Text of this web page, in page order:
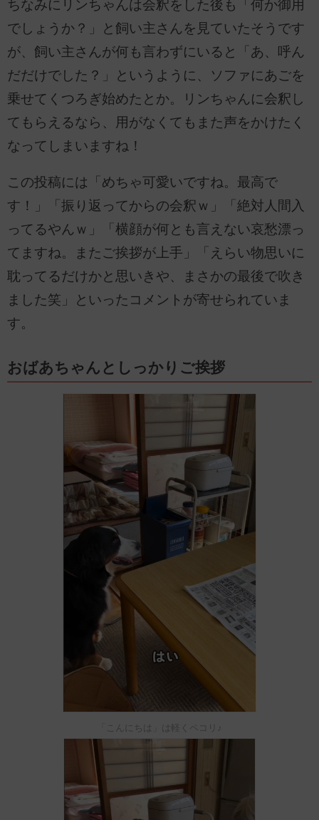
ちなみにリンちゃんは会釈をした後も「何か御用
でしょうか？」と飼い主さんを見ていたそうです
が、飼い主さんが何も言わずにいると「あ、呼ん
だだけでした？」というように、ソファにあごを
乗せてくつろぎ始めたとか。リンちゃんに会釈し
てもらえるなら、用がなくてもまた声をかけたく
なってしまいますね！
この投稿には「めちゃ可愛いですね。最高で
す！」「振り返ってからの会釈ｗ」「絶対人間入
ってるやんｗ」「横顔が何とも言えない哀愁漂っ
てますね。またご挨拶が上手」「えらい物思いに
耽ってるだけかと思いきや、まさかの最後で吹き
ました笑」といったコメントが寄せられていま
す。
おばあちゃんとしっかりご挨拶
「こんにちは」は軽くペコリ♪